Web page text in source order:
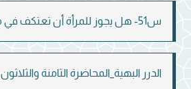
س51- هل يجوز للمرأة أن تعتكف في مسجد بيتها؟
الدرر البهية_المحاضرة الثامنة والثلاثون